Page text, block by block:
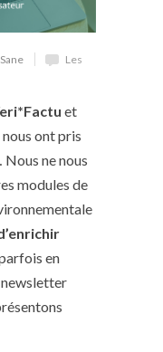
Les
et
nous ont pris
ne nous
modules de
en
newsletter